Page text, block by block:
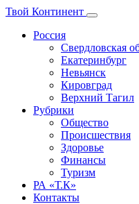
Твой Континент
Россия
Свердловская
Екатеринбург
Невьянск
Кировград
Верхний Тагил
Рубрики
Общество
Происшествия
Здоровье
Финансы
Туризм
РА «Т.К»
Контакты